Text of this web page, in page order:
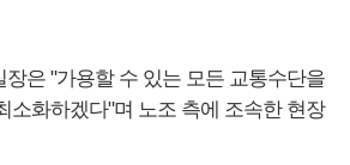
은 "가용할 수 있는 모든 교통수단을
소화하겠다"며 노조 측에 조속한 현장